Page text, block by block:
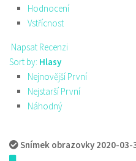
Hodnocení
Vstřícnost
Napsat Recenzi
Sort by: Hlasy
Nejnovější První
Nejstarší První
Náhodný
Snímek obrazovky 2020-03-